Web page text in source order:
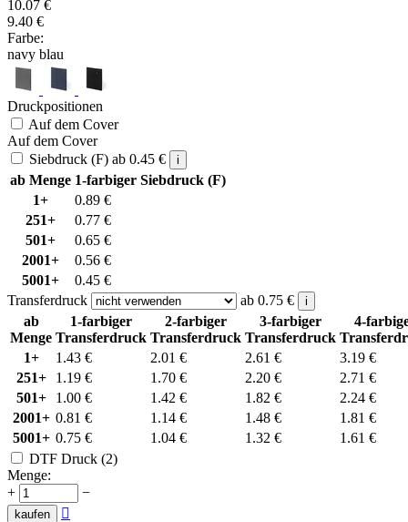
10.07 €
9.40 €
Farbe:
navy blau
Druckpositionen
Auf dem Cover
Auf dem Cover
Siebdruck (F) ab 0.45 € i
ab Menge 1-farbiger Siebdruck (F)
1+
0.89 €
251+
0.77 €
501+
0.65 €
2001+
0.56 €
5001+
0.45 €
Transferdruck
ab 0.75 € i
ab
Menge
1-farbiger
Transferdruck
2-farbiger
Transferdruck
3-farbiger
Transferdruck
4-
1+
1.43 € 2.01 € 2.61 € 3.19 €
251+
1.19 € 1.70 € 2.20 € 2.71 €
501+
1.00 € 1.42 € 1.82 € 2.24 €
2001+ 0.81 € 1.14 € 1.48 € 1.81 €
5001+ 0.75 € 1.04 € 1.32 € 1.61 €
DTF Druck (2)
Menge:
+
−
kaufen
